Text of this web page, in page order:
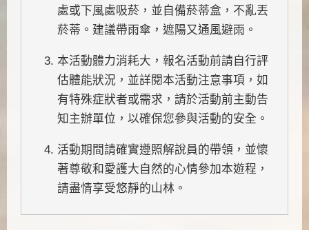
處或下風處吸菸，並自備菸蒂盒，不亂丟
菸蒂。建議帶雨傘，遮陽又通風避雨。
本活動體力消耗大，報名活動前請自行評
估體能狀況，並詳閱本活動注意事項，如
有特殊症狀者或需求，請於活動前主動告
知主辦單位，以確保您參與活動的安全。
活動期間請確實遵照解說員的帶領，並懷
著尊敬和愛護大自然的心情參加本遊程，
請盡情享受悠靜的山林。